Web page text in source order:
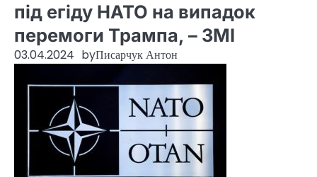
під егіду НАТО на випадок
перемоги Трампа, – ЗМІ
03.04.2024 byПисарчук Антон